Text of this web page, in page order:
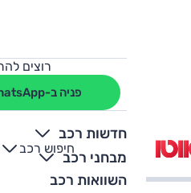
רוצים
פניה ב-WhatsApp
חדשות רכב
מבחני רכב
השוואות רכב
חיפוש רכב
+
-